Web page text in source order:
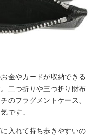
金やカードが収納できる
二つ折りや三つ折り財布
のフラグメントケース、
です。
入れて持ち歩きやすいの